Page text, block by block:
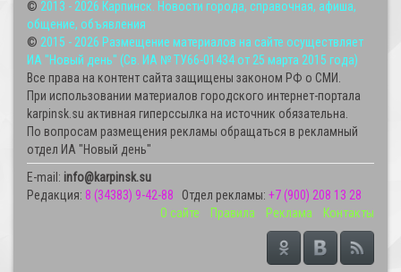
© 2013 - 2026 Карпинск. Новости города, справочная, афиша,
общение, объявления
© 2015 - 2026 Размещение материалов на сайте осуществляет
ИА "Новый день" (Св. ИА № ТУ66-01434 от 25 марта 2015 года)
Все права на контент сайта защищены законом РФ о СМИ.
При использовании материалов городского интернет-портала
karpinsk.su активная гиперссылка на источник обязательна.
По вопросам размещения рекламы обращаться в рекламный
отдел ИА "Новый день"
E-mail: info@karpinsk.su
Редакция: 8 (34383) 9-42-88 Отдел рекламы: +7 (900) 208 13 28
О сайте
Правила Реклама Контакты